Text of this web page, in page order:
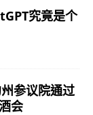
究竟是个
参议院通过
会